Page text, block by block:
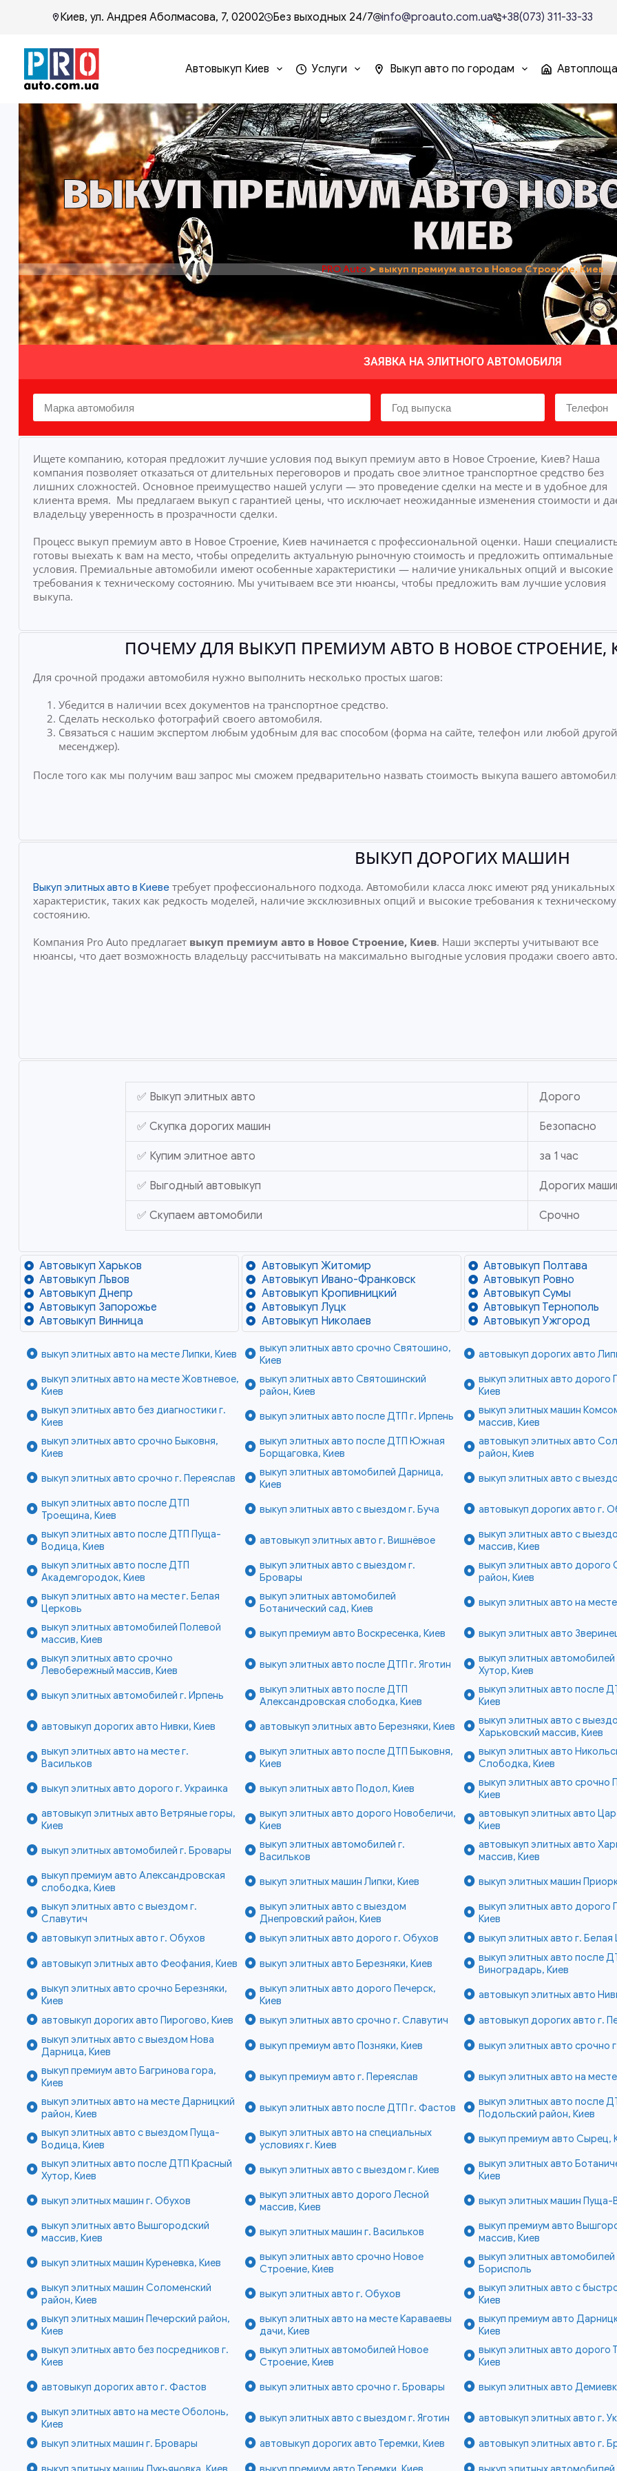
Киев, ул. Андрея Аболмасова, 7, 02002 Без выходных 24/7 info@proauto.com.ua +38(073) 311-33-33
Автовыкуп Киев Услуги Выкуп авто по городам
ВЫКУП ПРЕМИУМ АВТО
КИЕВ
PRO Auto➤ выкуп премиум авто в Новое Строение, Киев
ЗАЯВКА НА ЭЛИТНОГО АВТОМОБИЛЯ
Ищете компанию, которая предложит лучшие условия под выкуп премиум авто в Новое Строение, Киев? Наша
компания позволяет отказаться от длительных переговоров и продать свое элитное транспортное средство без
лишних сложностей. Основное преимущество нашей услуги — это проведение сделки на месте и в удобное для
клиента время. Мы предлагаем выкуп с гарантией цены, что исключает неожиданные изменения стоимости и
владельцу уверенность в прозрачности сделки.
Процесс выкуп премиум авто в Новое Строение, Киев начинается с профессиональной оценки. Наши
готовы выехать к вам на место, чтобы определить актуальную рыночную стоимость и предложить оптимальные
условия. Премиальные автомобили имеют особенные характеристики — наличие уникальных опций и высокие
требования к техническому состоянию. Мы учитываем все эти нюансы, чтобы предложить вам лучшие условия
выкупа.
ПОЧЕМУ ДЛЯ ВЫКУП ПРЕМИУМ АВТО В НОВОЕ СТРОЕНИЕ,
Для срочной продажи автомобиля нужно выполнить несколько простых шагов:
Убедится в наличии всех документов на транспортное средство.
Сделать несколько фотографий своего автомобиля.
Связаться с нашим экспертом любым удобным для вас способом (форма на сайте, телефон или любой
месенджер).
После того как мы получим ваш запрос мы сможем предварительно назвать стоимость выкупа вашего
ВЫКУП ДОРОГИХ МАШИН
Выкуп элитных авто в Киеветребует профессионального подхода. Автомобили класса люкс имеют ряд уникальных
характеристик, таких как редкость моделей, наличие эксклюзивных опций и высокие требования к техническому
состоянию.
Компания Pro Auto предлагает выкуп премиум автов Новое Строение, Киев. Наши эксперты учитывают все
нюансы, что дает возможность владельцу рассчитывать на максимально выгодные условия продажи своего авто.
✅ Выкуп элитных авто Дорого
✅ Скупка дорогих машин Безопасно
✅ Купим элитное авто за 1 час
✅ Выгодный автовыкуп Дорогих
✅ Скупаем автомобили Срочно
Автовыкуп Харьков
Автовыкуп Львов
Автовыкуп Днепр
Автовыкуп Запорожье
Автовыкуп Винница
Автовыкуп Житомир
Автовыкуп Ивано-Франковск
Автовыкуп Кропивницкий
Автовыкуп Луцк
Автовыкуп Николаев
Автовыкуп Полтава
Автовыкуп Ровно
Автовыкуп Сумы
Автовыкуп Тернополь
Автовыкуп Ужгород
выкуп элитных авто на месте Липки, Киев
выкуп элитных авто срочно Святошино,
Киев
автовыкуп дорогих авто
выкуп элитных авто на месте Жовтневое,
Киев
выкуп элитных авто Святошинский
район, Киев
выкуп элитных авто дорого
Киев
выкуп элитных авто без диагностики г.
Киев
выкуп элитных авто после ДТП г. Ирпень
выкуп элитных машин
массив, Киев
выкуп элитных авто срочно Быковня,
Киев
выкуп элитных авто после ДТП Южная
Борщаговка, Киев
автовыкуп элитных авто
район, Киев
выкуп элитных авто срочно г. Переяслав
выкуп элитных автомобилей Дарница,
Киев
выкуп элитных авто с
выкуп элитных авто после ДТП
Троещина, Киев
выкуп элитных авто с выездом г. Буча
автовыкуп дорогих авто г.
выкуп элитных авто после ДТП Пуща-
Водица, Киев
автовыкуп элитных авто г. Вишнёвое
выкуп элитных авто с
массив, Киев
выкуп элитных авто после ДТП
Академгородок, Киев
выкуп элитных авто с выездом г.
Бровары
выкуп элитных авто дорого
район, Киев
выкуп элитных авто на месте г. Белая
Церковь
выкуп элитных автомобилей
Ботанический сад, Киев
выкуп элитных авто на
выкуп элитных автомобилей Полевой
массив, Киев
выкуп премиум авто Воскресенка, Киев
выкуп элитных авто
выкуп элитных авто срочно
Левобережный массив, Киев
выкуп элитных авто после ДТП г. Яготин
выкуп элитных
Хутор, Киев
выкуп элитных автомобилей г. Ирпень
выкуп элитных авто после ДТП
Александровская слободка, Киев
выкуп элитных авто после
Киев
автовыкуп дорогих авто Нивки, Киев
автовыкуп элитных авто Березняки, Киев
выкуп элитных авто с
Харьковский массив, Киев
выкуп элитных авто на месте г.
Васильков
выкуп элитных авто после ДТП Быковня,
Киев
выкуп элитных авто
Слободка, Киев
выкуп элитных авто дорого г. Украинка
выкуп элитных авто Подол, Киев
выкуп элитных авто срочно
Киев
автовыкуп элитных авто Ветряные горы,
Киев
выкуп элитных авто дорого Новобеличи,
Киев
автовыкуп элитных авто
Киев
выкуп элитных автомобилей г. Бровары
выкуп элитных автомобилей г.
Васильков
автовыкуп элитных авто
массив, Киев
выкуп премиум авто Александровская
слободка, Киев
выкуп элитных машин Липки, Киев
выкуп элитных машин
выкуп элитных авто с выездом г.
Славутич
выкуп элитных авто с выездом
Днепровский район, Киев
выкуп элитных авто дорого
Киев
автовыкуп элитных авто г. Обухов
выкуп элитных авто дорого г. Обухов выкуп элитных авто г. Белая
автовыкуп элитных авто Феофания, Киев выкуп элитных авто Березняки, Киев
выкуп элитных авто после
Виноградарь, Киев
выкуп элитных авто срочно Березняки,
Киев
выкуп элитных авто дорого Печерск,
Киев
автовыкуп элитных авто
автовыкуп дорогих авто Пирогово, Киев выкуп элитных авто срочно г. Славутич
автовыкуп дорогих авто г.
выкуп элитных авто с выездом Нова
Дарница, Киев
выкуп премиум авто Позняки, Киев
выкуп элитных авто срочно
выкуп премиум авто Багринова гора,
Киев
выкуп премиум авто г. Переяслав
выкуп элитных авто на
выкуп элитных авто на месте Дарницкий
район, Киев
выкуп элитных авто после ДТП г. Фастов
выкуп элитных авто после
Подольский район, Киев
выкуп элитных авто с выездом Пуща-
Водица, Киев
выкуп элитных авто на специальных
условиях г. Киев
выкуп премиум авто Сырец,
выкуп элитных авто после ДТП Красный
Хутор, Киев
выкуп элитных авто с выездом г. Киев
выкуп элитных авто
Киев
выкуп элитных машин г. Обухов
выкуп элитных авто дорого Лесной
массив, Киев
выкуп элитных машин Пуща-
выкуп элитных авто Вышгородский
массив, Киев
выкуп элитных машин г. Васильков
выкуп премиум авто
массив, Киев
выкуп элитных машин Куреневка, Киев
выкуп элитных авто срочно Новое
Строение, Киев
выкуп элитных автомобилей
Борисполь
выкуп элитных машин Соломенский
район, Киев
выкуп элитных авто г. Обухов
выкуп элитных авто с
Киев
выкуп элитных машин Печерский район,
Киев
выкуп элитных авто на месте Караваевы
дачи, Киев
выкуп премиум авто
Киев
выкуп элитных авто без посредников г.
Киев
выкуп элитных автомобилей Новое
Строение, Киев
выкуп элитных авто дорого
Киев
автовыкуп дорогих авто г. Фастов
выкуп элитных авто срочно г. Бровары
выкуп элитных авто
выкуп элитных авто на месте Оболонь,
Киев
выкуп элитных авто с выездом г. Яготин автовыкуп элитных авто г.
выкуп элитных машин г. Бровары автовыкуп дорогих авто Теремки, Киев автовыкуп элитных авто г.